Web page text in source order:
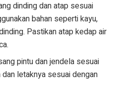
dinding dan atap sesuai
bahan seperti kayu,
Pastikan atap kedap air
pintu dan jendela sesuai
letaknya sesuai dengan